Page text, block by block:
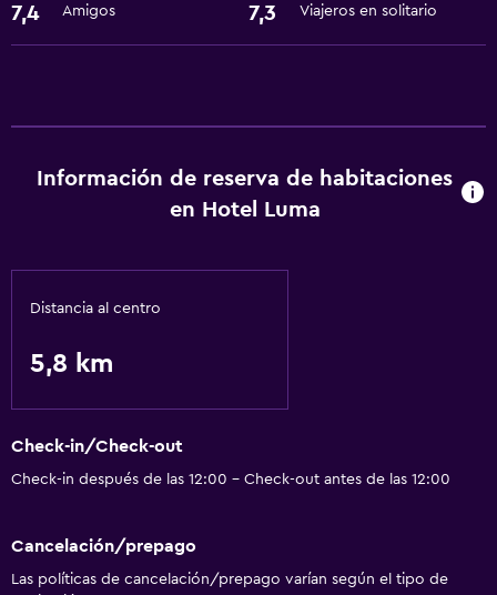
Internet
7,4 Amigos 7,3 Viajeros en solitario
Información de reserva de habitaciones
en Hotel Luma
Distancia al centro
5,8 km
Check-in/Check-out
Check-in después de las 12:00 - Check-out antes de las 12:00
Cancelación/prepago
Las políticas de cancelación/prepago varían según el tipo de